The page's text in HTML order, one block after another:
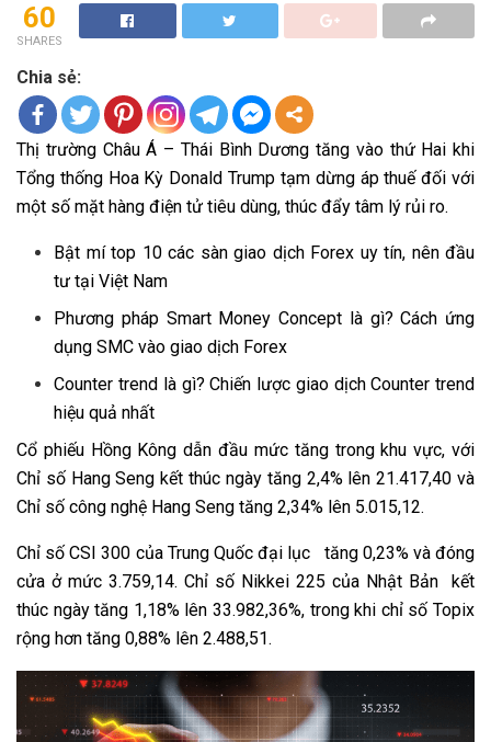
60
SHARES
Chia sẻ:
Thị trường Châu Á – Thái Bình Dương tăng vào thứ Hai khi
Tổng thống Hoa Kỳ Donald Trump tạm dừng áp thuế đối với
một số mặt hàng điện tử tiêu dùng, thúc đẩy tâm lý rủi ro.
Bật mí top 10 các sàn giao dịch Forex uy tín, nên đầu
tư tại Việt Nam
Phương pháp Smart Money Concept là gì? Cách ứng
dụng SMC vào giao dịch Forex
Counter trend là gì? Chiến lược giao dịch Counter trend
hiệu quả nhất
Cổ phiếu Hồng Kông dẫn đầu mức tăng trong khu vực, với
Chỉ số Hang Seng kết thúc ngày tăng 2,4% lên 21.417,40 và
Chỉ số công nghệ Hang Seng tăng 2,34% lên 5.015,12.
Chỉ số CSI 300 của Trung Quốc đại lục tăng 0,23% và đóng
cửa ở mức 3.759,14. Chỉ số Nikkei 225 của Nhật Bản kết
thúc ngày tăng 1,18% lên 33.982,36%, trong khi chỉ số Topix
rộng hơn tăng 0,88% lên 2.488,51.